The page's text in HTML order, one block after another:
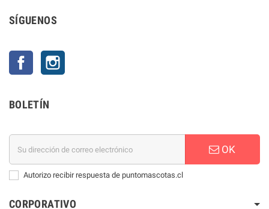
SÍGUENOS
Facebook
BOLETÍN
OK
Autorizo recibir respuesta de puntomascotas.cl
CORPORATIVO